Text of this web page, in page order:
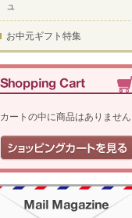
ュ
お中元ギフト特集
カートの中に商品はありません